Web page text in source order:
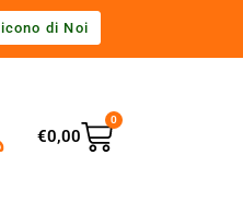
di Noi
€0,00
0